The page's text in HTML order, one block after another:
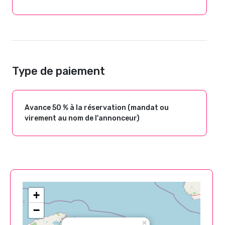
Type de paiement
Avance 50 % à la réservation (mandat ou
virement au nom de l'annonceur)
×
+
−